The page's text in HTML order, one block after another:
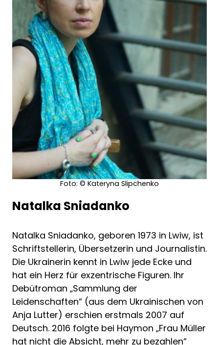
Foto: © Kateryna Slipchenko
Natalka Sniadanko
Natalka Sniadanko, geboren 1973 in Lwiw, ist
Schriftstellerin, Übersetzerin und Journalistin.
Die Ukrainerin kennt in Lwiw jede Ecke und
hat ein Herz für exzentrische Figuren. Ihr
Debütroman „Sammlung der
Leidenschaften“ (aus dem Ukrainischen von
Anja Lutter) erschien erstmals 2007 auf
Deutsch. 2016 folgte bei Haymon „Frau Müller
hat nicht die Absicht, mehr zu bezahlen“